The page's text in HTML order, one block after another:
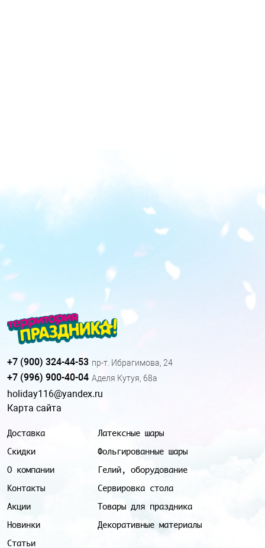
Доставка
Скидки
О компании
Контакты
Акции
Новинки
Статьи
Латексные шары
Фольгированные шары
Гелий, оборудование
Сервировка стола
Товары для праздника
Декоративные материалы
+7 (900) 324-44-53 пр-т. Ибрагимова, 24
+7 (996) 900-40-04 Аделя Кутуя, 68а
holiday116@yandex.ru
Карта сайта